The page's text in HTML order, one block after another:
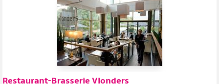
Restaurant-Brasserie Vlonders